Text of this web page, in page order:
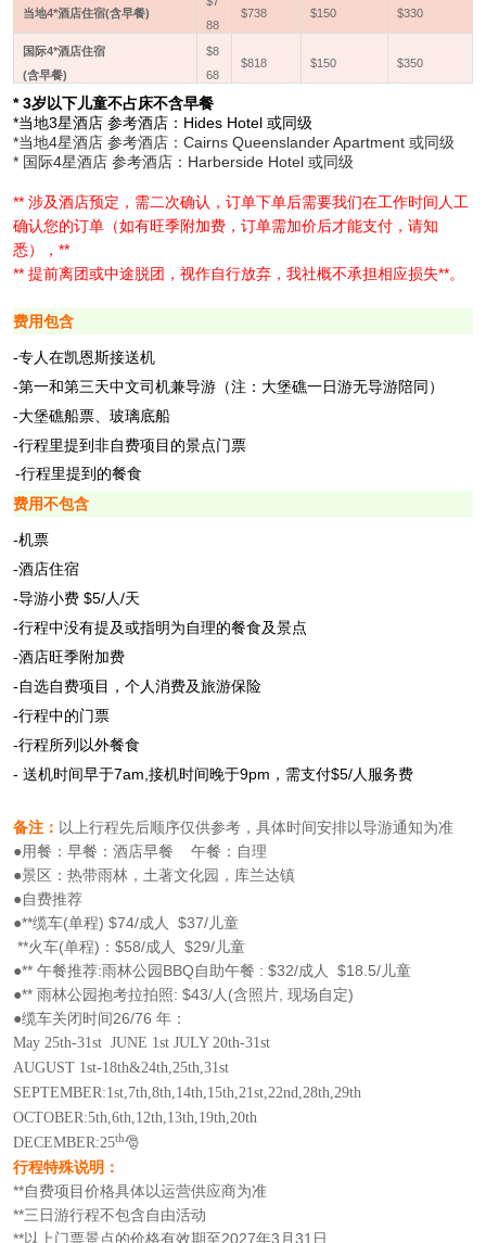
当地4*酒店住宿(含早餐)
88
$738 $150 $330
国际4*酒店住宿
(含早餐)
$8
68
$818 $150 $350
* 3岁以下儿童不占床不含早餐
*当地3星酒店 参考酒店：Hides Hotel 或同级
*当地4星酒店 参考酒店：Cairns Queenslander Apartment 或同级
* 国际4星酒店 参考酒店：Harberside Hotel 或同级
** 涉及酒店预定，需二次确认，订单下单后需要我们在工作时间人工
确认您的订单（如有旺季附加费，订单需加价后才能支付，请知
悉），**
** 提前离团或中途脱团，视作自行放弃，我社概不承担相应损失**。
费用包含
-专人在凯恩斯接送机
-第一和第三天中文司机兼导游（注：大堡礁一日游无导游陪同）
-大堡礁船票、玻璃底船
-行程里提到非自费项目的景点门票
-行程里提到的餐食
费用不包含
-机票
-酒店住宿
-导游小费 $5/人/天
-行程中没有提及或指明为自理的餐食及景点
-酒店旺季附加费
-自选自费项目， 个人消费及旅游保险
-行程中的门票
-行程所列以外餐食
- 送机时间早于7am,接机时间晚于9pm，需支付$5/人服务费
备注： 以上行程先后顺序仅供参考，具体时间安排以导游通知为准
●用餐：早餐：酒店早餐 午餐：自理
●景区：热带雨林，土著文化园，库兰达镇
●自费推荐
●**缆车(单程) $74/成人 $37/儿童
**火车(单程)：$58/成人 $29/儿童
●** 午餐推荐:雨林公园BBQ自助午餐 : $32/成人 $18.5/儿童
●** 雨林公园抱考拉拍照: $43/人(含照片, 现场自定)
●缆车关闭时间26/76 年：
May 25th-31st JUNE 1st JULY 20th-31st
AUGUST 1st-18th&24th,25th,31st
SEPTEMBER:1st,7th,8th,14th,15th,21st,22nd,28th,29th
OCTOBER:5th,6th,12th,13th,19th,20th
DECEMBER:25th🎅
行程特殊说明：
**自费项目价格具体以运营供应商为准
**三日游行程不包含自由活动
**以上门票景点的价格有效期至2027年3月31日